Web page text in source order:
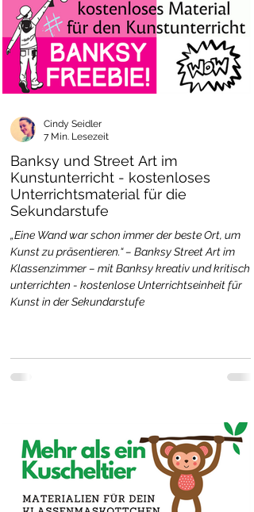
Banksy und Street Art im
Kunstunterricht - kostenloses
Unterrichtsmaterial für die
Sekundarstufe
„Eine Wand war schon immer der beste Ort, um
Kunst zu präsentieren.“ – Banksy Street Art im
Klassenzimmer – mit Banksy kreativ und kritisch
unterrichten - kostenlose Unterrichtseinheit für
Kunst in der Sekundarstufe
Cindy Seidler
7 Min. Lesezeit